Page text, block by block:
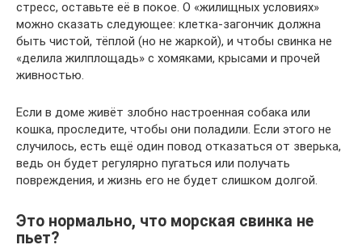
стресс, оставьте её в покое. О «жилищных условиях»
можно сказать следующее: клетка-загончик должна
быть чистой, тёплой (но не жаркой), и чтобы свинка не
«делила жилплощадь» с хомяками, крысами и прочей
живностью.
Если в доме живёт злобно настроенная собака или
кошка, проследите, чтобы они поладили. Если этого не
случилось, есть ещё один повод отказаться от зверька,
ведь он будет регулярно пугаться или получать
повреждения, и жизнь его не будет слишком долгой.
Это нормально, что морская свинка не
пьет?